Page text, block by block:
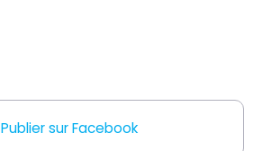
Publier sur Facebook